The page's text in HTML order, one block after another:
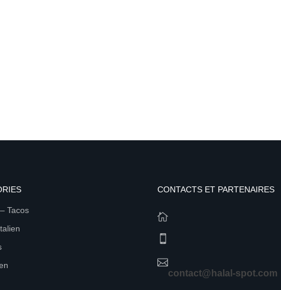
Tacos
CONTACTS ET PARTENAIRES
contact@halal-spot.com